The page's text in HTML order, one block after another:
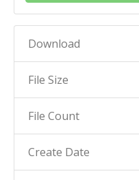
Download
File Size
File Count
Create Date